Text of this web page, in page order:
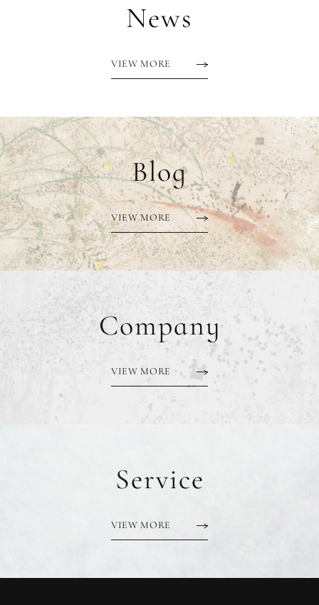
News
VIEW MORE
Blog
VIEW MORE
Company
VIEW MORE
Service
VIEW MORE